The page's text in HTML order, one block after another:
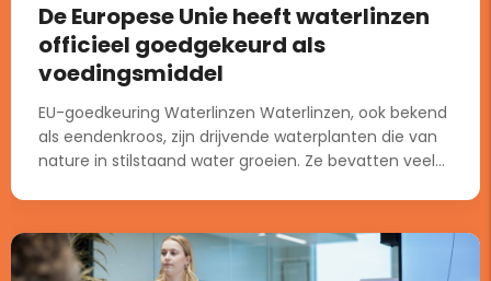
De Europese Unie heeft waterlinzen
officieel goedgekeurd als
voedingsmiddel
EU-goedkeuring Waterlinzen Waterlinzen, ook bekend
als eendenkroos, zijn drijvende waterplanten die van
nature in stilstaand water groeien. Ze bevatten veel...